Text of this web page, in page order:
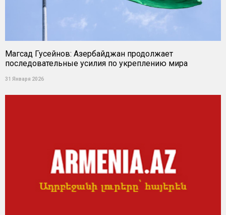
Магсад Гусейнов: Азербайджан продолжает
последовательные усилия по укреплению мира
31 Января 2026